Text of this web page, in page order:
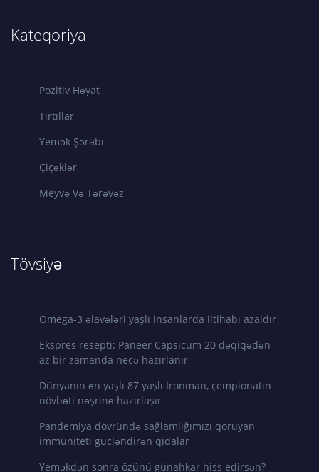
Kateqoriya
Pozitiv Həyat
Tırtıllar
Yemək Şərabı
Çiçəklər
Meyvə Və Tərəvəz
Tövsiyə
Omega-3 əlavələri yaşlı insanlarda iltihabı azaldır
Ekspres resepti: Paneer Capsicum 20 dəqiqədən
az bir zamanda necə hazırlanır
Dünyanın ən yaşlı 87 yaşlı Ironman, çempionatın
növbəti nəşrinə hazırlaşır
Pandemiya dövründə sağlamlığımızı qoruyan
immuniteti gücləndirən qidalar
Yeməkdən sonra özünü günahkar hiss edirsən?